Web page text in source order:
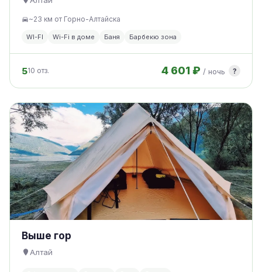
~23 км от Горно-Алтайска
WI-FI Wi-Fi в доме Баня Барбекю зона
510 отз. 4 601 ₽ / ночь ?
Выше гор
Алтай